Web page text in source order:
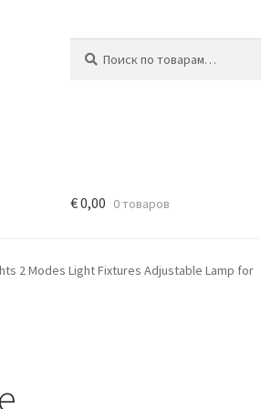
€0,00 0 товаров
2 Modes Light Fixtures Adjustable Lamp for